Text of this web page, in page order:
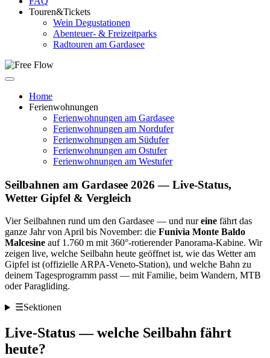
Touren&Tickets
Wein Degustationen
Abenteuer- & Freizeitparks
Radtouren am Gardasee
Home
Ferienwohnungen
Ferienwohnungen am Gardasee
Ferienwohnungen am Nordufer
Ferienwohnungen am Südufer
Ferienwohnungen am Ostufer
Ferienwohnungen am Westufer
Seilbahnen am Gardasee 2026 — Live-Status,
Wetter Gipfel & Vergleich
Vier Seilbahnen rund um den Gardasee — und nureine fährt das
ganze Jahr von April bis November: die Funivia Monte Baldo
Malcesine auf 1.760 m mit 360°-rotierender Panorama-Kabine. Wir
zeigen live, welche Seilbahn heute geöffnet ist, wie das Wetter am
Gipfel ist (offizielle ARPA-Veneto-Station), und welche Bahn zu
deinem Tagesprogramm passt — mit Familie, beim Wandern, MTB
oder Paragliding.
☰Sektionen
Live-Status — welche Seilbahn fährt
heute?